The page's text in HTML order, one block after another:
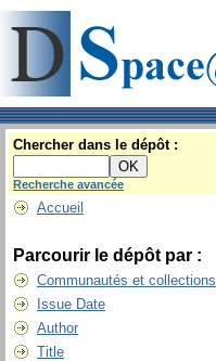
Chercher dans le dépôt :
Recherche avancée
Accueil
Parcourir le dépôt par :
Communautés et collections
Issue Date
Author
Title